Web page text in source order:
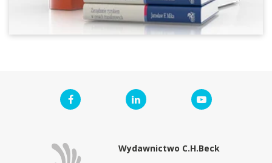
Wydawnictwo C.H.Beck